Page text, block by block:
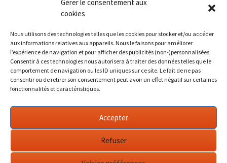
Gérer le consentement aux
cookies
Nous utilisons des technologies telles que les cookies pour stocker et/ou accéder
aux informations relatives aux appareils. Nous le faisons pour améliorer
l’expérience de navigation et pour afficher des publicités (non-)personnalisées.
Consentir à ces technologies nous autorisera à traiter des données telles que le
comportement de navigation ou les ID uniques sur ce site. Le fait de ne pas
consentir ou de retirer son consentement peut avoir un effet négatif sur certaines
fonctionnalités et caractéristiques.
Accepter
Refuser
: passionné d'automobile ancienne depuis de
nombreuses années, j'ai commencé à partager ma passion sur
internet à partir de 2009 au travers d'un blog qui a connu un relatif
succès. Fin 2013, je décide de prendre mon autonomie et me lancer
avec mon propre site : l'Automobile Ancienne.
Me contacter : alex(at)lautomobileancienne.com